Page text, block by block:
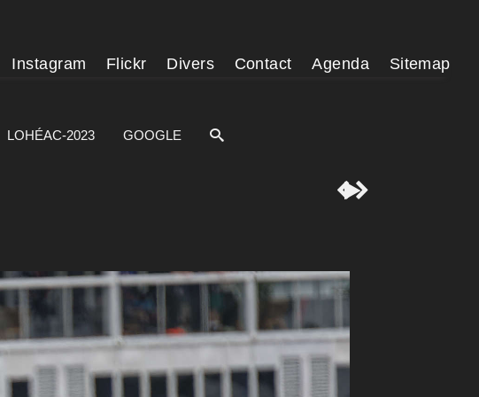
Instagram Flickr Divers Contact Agenda Sitemap
LOHÉAC-2023 GOOGLE
